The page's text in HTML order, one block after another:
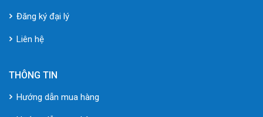
Đăng ký đại lý
Liên hệ
THÔNG TIN
Hướng dẫn mua hàng